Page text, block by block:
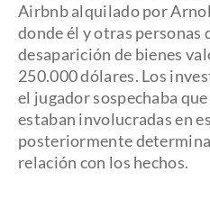
Airbnb alquilado por
donde él y otras personas
desaparición de bienes
250.000 dólares. Los
el jugador sospechaba
estaban involucradas en
posteriormente
relación con los hechos.